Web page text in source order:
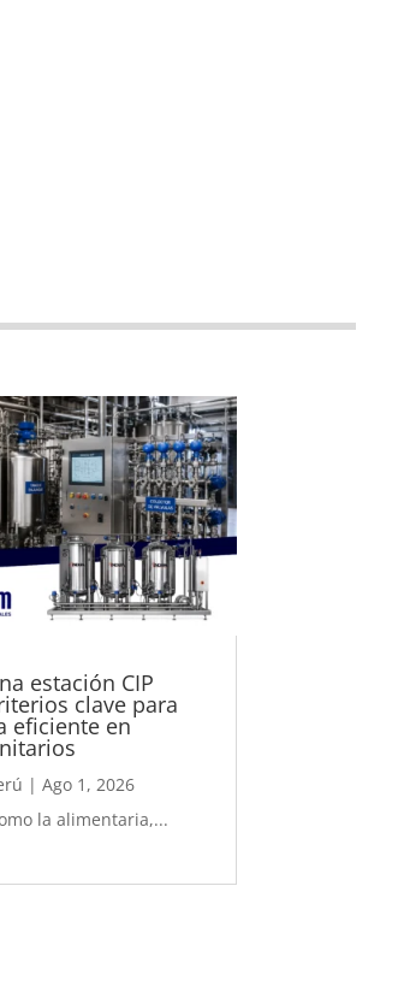
estación CIP
clave para
eficiente en
| Ago 1, 2026
la alimentaria,...